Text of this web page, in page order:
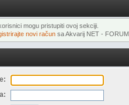
mogu pristupiti ovoj sekciji.
novi računsa Akvarij NET - FORUM.